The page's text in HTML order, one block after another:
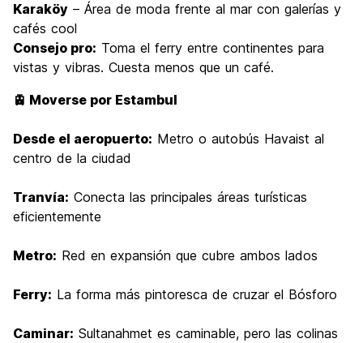
Karaköy – Área de moda frente al mar con galerías y
cafés cool
Consejo pro: Toma el ferry entre continentes para
vistas y vibras. Cuesta menos que un café.
🚊 Moverse por Estambul
Desde el aeropuerto: Metro o autobús Havaist al
centro de la ciudad
Tranvía: Conecta las principales áreas turísticas
eficientemente
Metro: Red en expansión que cubre ambos lados
Ferry: La forma más pintoresca de cruzar el Bósforo
Caminar: Sultanahmet es caminable, pero las colinas